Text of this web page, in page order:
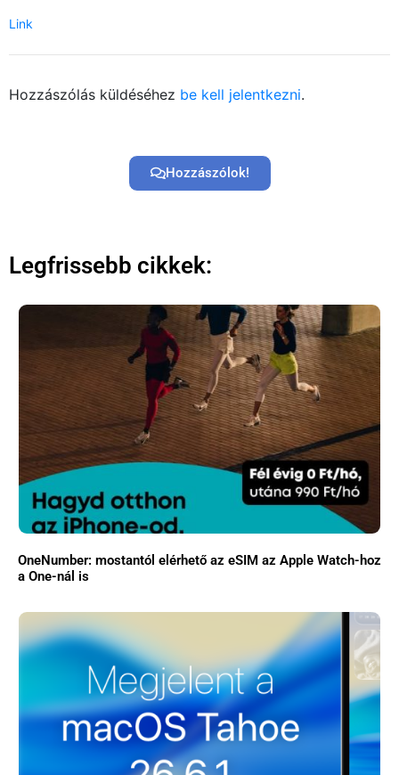
Link
Hozzászólás küldéséhez be kell jelentkezni.
Hozzászólok!
Legfrissebb cikkek:
OneNumber: mostantól elérhető az eSIM az Apple Watch-hoz
a One-nál is